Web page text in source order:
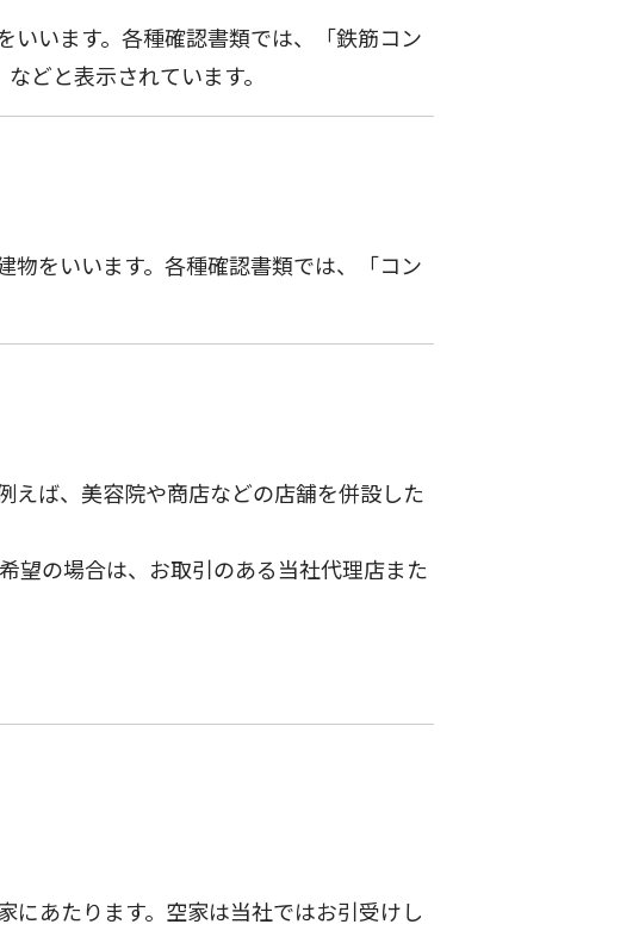
いいます。各種確認書類では、「鉄筋コン
どと表示されています。
物をいいます。各種確認書類では、「コン
えば、美容院や商店などの店舗を併設した
望の場合は、お取引のある当社代理店また
にあたります。空家は当社ではお引受けし